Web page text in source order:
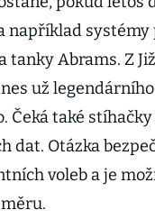
například
tanky Abrams. Z
už
Čeká také
dat. Otázka
voleb a je